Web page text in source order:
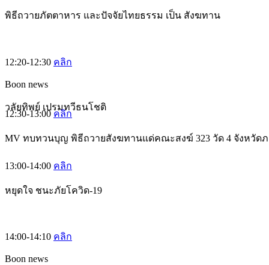
พิธีถวายภัตตาหาร และปัจจัยไทยธรรม เป็น สังฆทาน
12:20-12:30 คลิก
Boon news
วลัยทิพย์ เปรมทวีธนโชติ
12:30-13:00 คลิก
MV ทบทวนบุญ พิธีถวายสังฆทานแด่คณะสงฆ์ 323 วัด 4 จังหวัดภา
13:00-14:00 คลิก
หยุดใจ ชนะภัยโควิด-19
14:00-14:10 คลิก
Boon news